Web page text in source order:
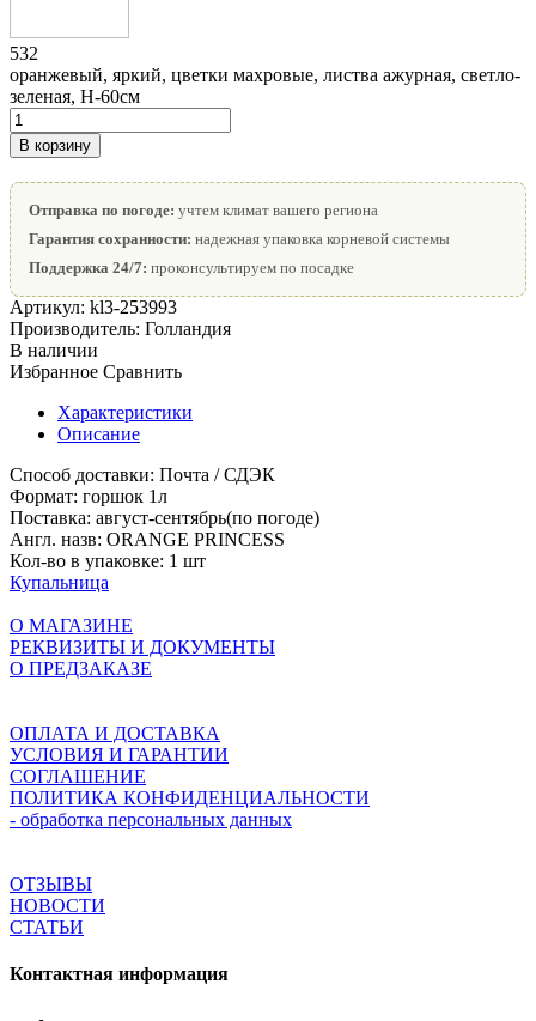
532
оранжевый, яркий, цветки махровые, листва ажурная, светло-
зеленая, Н-60см
В корзину
Отправка по погоде: учтем климат вашего региона
Гарантия сохранности: надежная упаковка корневой системы
Поддержка 24/7: проконсультируем по посадке
Артикул: kl3-253993
Производитель: Голландия
В наличии
Избранное Сравнить
Характеристики
Описание
Способ доставки: Почта / СДЭК
Формат: горшок 1л
Поставка: август-сентябрь(по погоде)
Англ. назв: ORANGE PRINCESS
Кол-во в упаковке: 1 шт
Купальница
О МАГАЗИНЕ
РЕКВИЗИТЫ И ДОКУМЕНТЫ
О ПРЕДЗАКАЗЕ
ОПЛАТА И ДОСТАВКА
УСЛОВИЯ И ГАРАНТИИ
СОГЛАШЕНИЕ
ПОЛИТИКА КОНФИДЕНЦИАЛЬНОСТИ
- обработка персональных данных
ОТЗЫВЫ
НОВОСТИ
СТАТЬИ
Контактная информация